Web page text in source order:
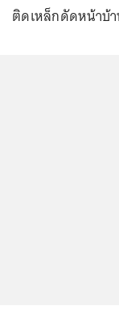
ติดเหล็กดัดหน้าบ้